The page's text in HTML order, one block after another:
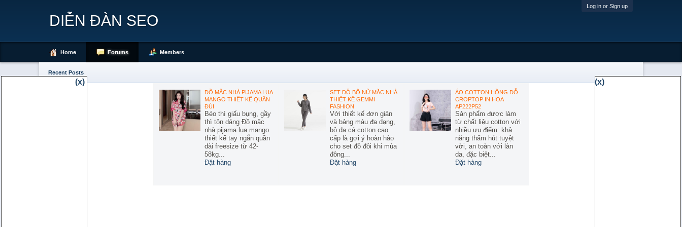
Log in or Sign up
ĐỒ MẶC NHÀ PIJAMA LỤA
MANGO THIẾT KẾ QUẦN
ĐÙI
Béo thì giấu bụng, gầy
thì tôn dáng Đồ mặc
nhà pijama lụa mango
thiết kế tay ngắn quần
dài freesize từ 42-
58kg...
Đặt hàng
SET ĐỒ BỘ NỮ MẶC NHÀ
THIẾT KẾ GEMMI
FASHION
Với thiết kế đơn giản
và bảng màu đa dạng,
bộ da cá cotton cao
cấp là gợi ý hoàn hảo
cho set đồ đôi khi mùa
đông...
Đặt hàng
ÁO COTTON HỒNG ĐỖ
CROPTOP IN HOA
AP222P52
Sản phẩm được làm
từ chất liệu cotton với
nhiều ưu điểm: khả
năng thấm hút tuyệt
vời, an toàn với làn
da, đặc biệt...
Đặt hàng
DIỄN ĐÀN SEO
Home Forums
Recent Posts
Members
(x) (x)